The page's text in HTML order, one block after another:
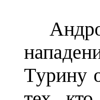
Тyрину